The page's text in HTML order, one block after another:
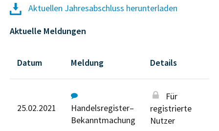
Aktuellen Jahresabschluss herunterladen
Aktuelle Meldungen
Datum Meldung Details
25.02.2021
Handelsregister–
Bekanntmachung
Für
registrierte
Nutzer